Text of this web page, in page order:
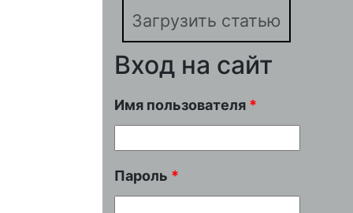
Загрузить статью
Вход на сайт
Имя пользователя *
Пароль *